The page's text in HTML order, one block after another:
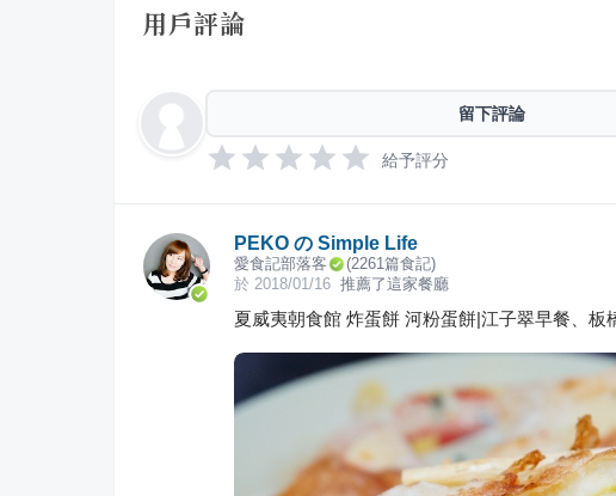
用戶評論
留下評論
給予評分
PEKO の Simple Life
愛食記部落客 (2261篇食記)
於 2018/01/16 推薦了這家餐廳
夏威夷朝食館 炸蛋餅 河粉蛋餅|江子翠早餐、